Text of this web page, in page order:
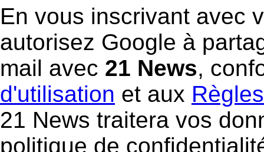
En vous inscrivant avec
autorisez Google à
mail avec 21 News,
d'utilisation et aux
21 News traitera vos
politique de